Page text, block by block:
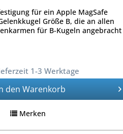
für ein Apple MagSafe
Größe B, die an allen
für B-Kugeln angebracht
1-3 Werktage
den Warenkorb
Merken